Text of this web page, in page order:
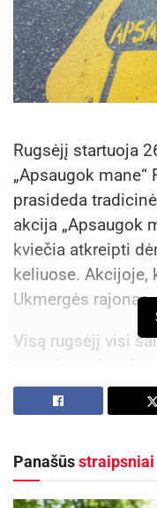
Rugsėjį startuoja
„Apsaugok
prasideda
akcija „Apsaugok
kviečia atkreipti
keliuose. Akcijoje,
Ukmergės rajonas.
Visą rugsėjį visi
nemokamai
eismo įvykiuose.
visoje Lietuvos
apdraustas 5000
Panašūsstraipsniai